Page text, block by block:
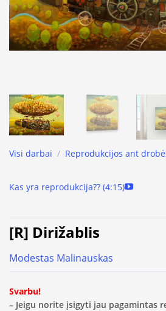
Visi darbai / Reprodukcijos ant
Kas yra reprodukcija?? (4:15)
[R] Dirižablis
Modestas Malinauskas
Svarbu!
– Jeigu norite įsigyti jau pagamintas